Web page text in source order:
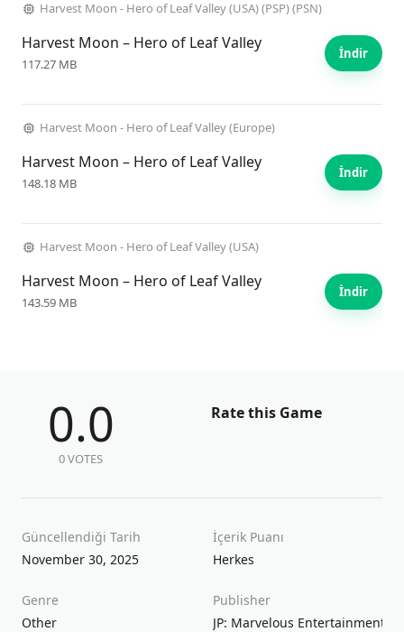
Harvest Moon - Hero of Leaf Valley (USA) (PSP) (PSN)
Harvest Moon – Hero of Leaf Valley
117.27 MB
İndir
Harvest Moon - Hero of Leaf Valley (Europe)
Harvest Moon – Hero of Leaf Valley
148.18 MB
İndir
Harvest Moon - Hero of Leaf Valley (USA)
Harvest Moon – Hero of Leaf Valley
143.59 MB
İndir
0.0
0 VOTES
Rate this Game
Güncellendiği Tarih
November 30, 2025
İçerik Puanı
Herkes
Genre
Other
Publisher
JP: Marvelous Entertainment /